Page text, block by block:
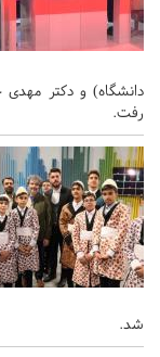
دانشگاه) و دکتر
رفت.
شد.